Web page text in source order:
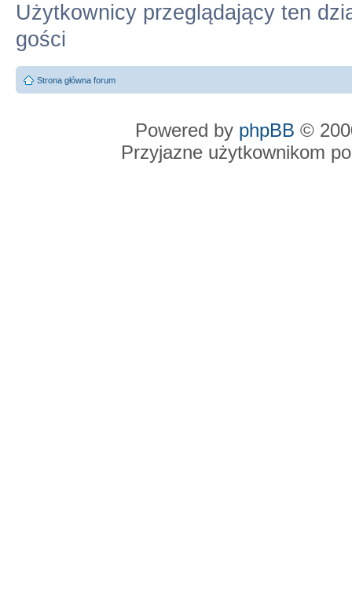
Użytkownicy przeglądający ten
gości
Strona główna forum
Powered by phpBB ©
Przyjazne użytkownikom